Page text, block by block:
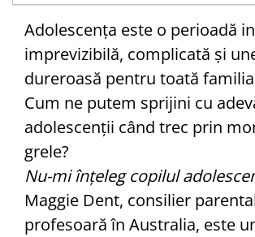
Editura Pandora M
Editura Portocala Albastră
Editura Sophia
Editura Vellant
Editura Verba
Adolescenţa este o perioadă
imprevizibilă, complicată şi
dureroasă pentru toată
Cum ne putem sprijini cu
adolescenţii când trec prin
grele?
Nu-mi înţeleg copilul
Maggie Dent, consilier
profesoară în Australia, este